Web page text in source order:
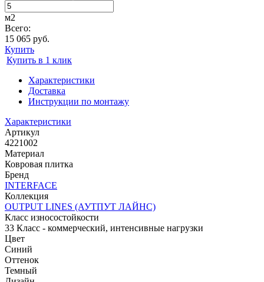
м2
Всего:
15 065 руб.
Купить
Купить в 1 клик
Характеристики
Доставка
Инструкции по монтажу
Характеристики
Артикул
4221002
Материал
Ковровая плитка
Бренд
INTERFACE
Коллекция
OUTPUT LINES (АУТПУТ ЛАЙНС)
Класс износостойкости
33 Класс - коммерческий, интенсивные нагрузки
Цвет
Синий
Оттенок
Темный